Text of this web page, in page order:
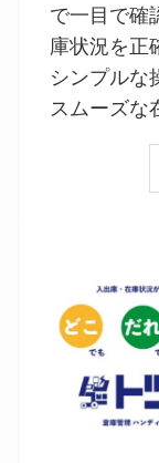
で一目で確
庫状況を正
シンプルな
スムーズな